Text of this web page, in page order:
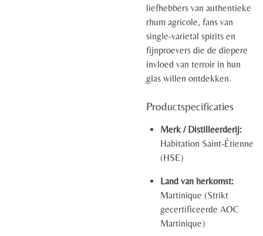
liefhebbers van authentieke
rhum agricole, fans van
single-varietal spirits en
fijnproevers die de diepere
invloed van terroir in hun
glas willen ontdekken.
Productspecificaties
Merk / Distilleerderij:
Habitation Saint-Étienne
(HSE)
Land van herkomst:
Martinique (Strikt
gecertificeerde AOC
Martinique)